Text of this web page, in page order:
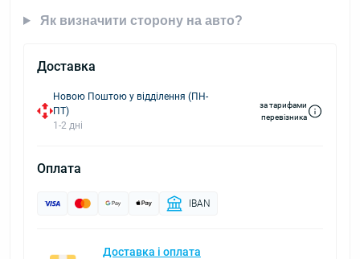
Як визначити сторону на авто?
Доставка
Новою Поштою у відділення (ПН-
ПТ)
1-2 дні
за тарифами
перевізника
Оплата
IBAN
Доставка і оплата